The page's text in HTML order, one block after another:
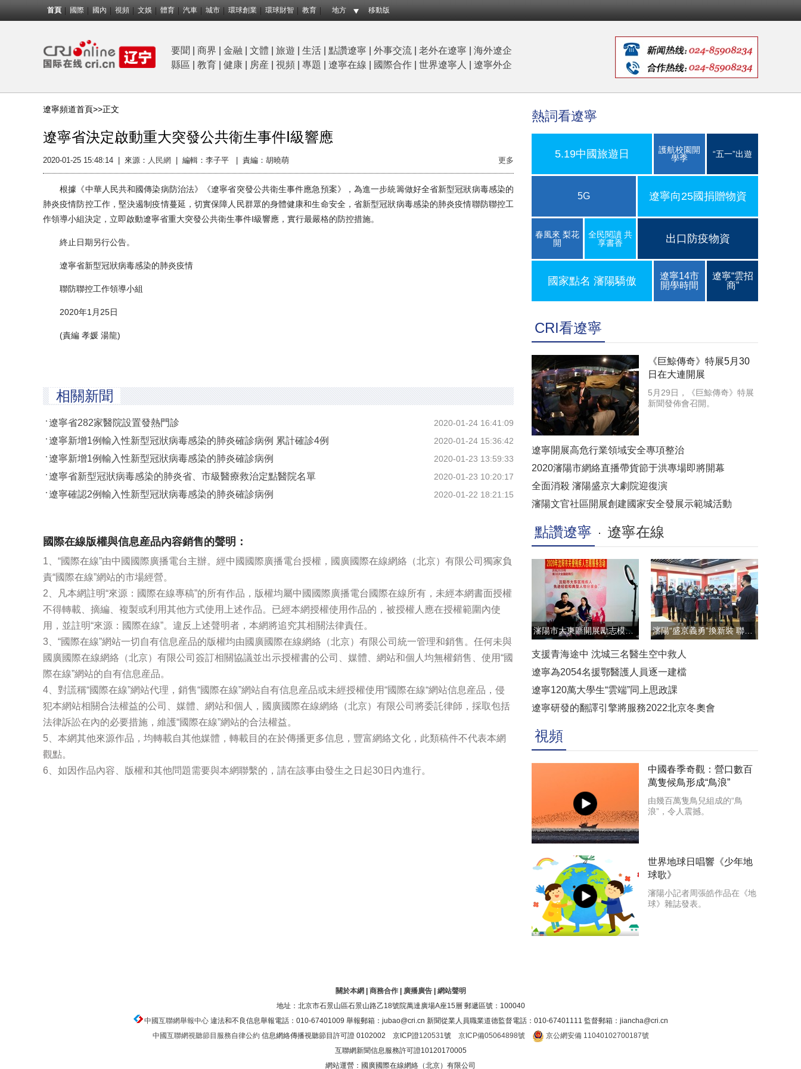
首頁 國際 國內 視頻 文娛 體育 汽車 城市 環球創業 環球財智 教育 地方 移動版
要聞 商界 金融 文體 旅遊 生活 點讚遼寧 外事交流 老外在遼寧
海外遼企
縣區
教育 健康 房産 視頻 專題 遼寧在線 國際合作 世界遼寧人 遼寧外企
遼寧頻道首頁>>正文
遼寧省決定啟動重大突發公共衛生事件Ⅰ級響應
2020-01-25 15:48:14 來源： 人民網 編輯：李子平 | 責編：胡曉萌 更多
根據《中華人民共和國傳染病防治法》《遼寧省突發公共衛生事件應急預案》，為進一步統籌做好全省新型冠狀病毒感染的
肺炎疫情防控工作，堅決遏制疫情蔓延，切實保障人民群眾的身體健康和生命安全，省新型冠狀病毒感染的肺炎疫情聯防聯控工
作領導小組決定，立即啟動遼寧省重大突發公共衛生事件Ⅰ級響應，實行最嚴格的防控措施。
終止日期另行公告。
遼寧省新型冠狀病毒感染的肺炎疫情
聯防聯控工作領導小組
2020年1月25日
(責編 孝媛 湯龍)
相關新聞
2020-01-24 16:41:09
遼寧省282家醫院設置發熱門診
2020-01-24 15:36:42
遼寧新增1例輸入性新型冠狀病毒感染的肺炎確診病例 累計確診4例
2020-01-23 13:59:33
遼寧新增1例輸入性新型冠狀病毒感染的肺炎確診病例
2020-01-23 10:20:17
遼寧省新型冠狀病毒感染的肺炎省、市級醫療救治定點醫院名單
2020-01-22 18:21:15
遼寧確認2例輸入性新型冠狀病毒感染的肺炎確診病例
國際在線版權與信息産品內容銷售的聲明：
1、“國際在線”由中國國際廣播電台主辦。經中國國際廣播電台授權，國廣國際在線網絡（北京）有限公司獨家負
責“國際在線”網站的市場經營。
2、凡本網註明“來源：國際在線專稿”的所有作品，版權均屬中國國際廣播電台國際在線所有，未經本網書面授權
不得轉載、摘編、複製或利用其他方式使用上述作品。已經本網授權使用作品的，被授權人應在授權範圍內使
用，並註明“來源：國際在線”。違反上述聲明者，本網將追究其相關法律責任。
3、“國際在線”網站一切自有信息産品的版權均由國廣國際在線網絡（北京）有限公司統一管理和銷售。任何未與
國廣國際在線網絡（北京）有限公司簽訂相關協議並出示授權書的公司、媒體、網站和個人均無權銷售、使用“國
際在線”網站的自有信息産品。
4、對謊稱“國際在線”網站代理，銷售“國際在線”網站自有信息産品或未經授權使用“國際在線“網站信息産品，侵
犯本網站相關合法權益的公司、媒體、網站和個人，國廣國際在線網絡（北京）有限公司將委託律師，採取包括
法律訴訟在內的必要措施，維護“國際在線”網站的合法權益。
5、本網其他來源作品，均轉載自其他媒體，轉載目的在於傳播更多信息，豐富網絡文化，此類稿件不代表本網
觀點。
6、如因作品內容、版權和其他問題需要與本網聯繫的，請在該事由發生之日起30日內進行。
熱詞看遼寧
5.19中國旅遊日
護航校園開
學季
“五一”出遊
5G 遼寧向25國捐贈物資
春風來 梨花
開
全民閱讀 共
享書香
出口防疫物資
國家點名 瀋陽驕傲
遼寧14市
開學時間
遼寧“雲招
商”
CRI看遼寧
《巨鯨傳奇》特展5月30
日在大連開展
5月29日，《巨鯨傳奇》特展
新聞發佈會召開。
遼寧開展高危行業領域安全專項整治
2020瀋陽市網絡直播帶貨節于洪專場即將開幕
全面消殺 瀋陽盛京大劇院迎復演
瀋陽文官社區開展創建國家安全發展示範城活動
點讚遼寧 遼寧在線
瀋陽市大東區開展勵志模範雲直播訪談活動
支援青海途中 沈城三名醫生空中救人
遼寧為2054名援鄂醫護人員逐一建檔
遼寧120萬大學生“雲端”同上思政課
遼寧研發的翻譯引擎將服務2022北京冬奧會
視頻
中國春季奇觀：營口數百
萬隻候鳥形成“鳥浪”
由幾百萬隻鳥兒組成的“鳥
浪”，令人震撼。
世界地球日唱響《少年地
球歌》
瀋陽小記者周張皓作品在《地
球》雜誌發表。
關於本網 商務合作| 廣播廣告| 網站聲明
地址：北京市石景山區石景山路乙18號院萬達廣場A座15層 郵遞區號：100040
中國互聯網舉報中心違法和不良信息舉報電話：010-67401009 舉報郵箱：jubao@cri.cn 新聞從業人員職業道德監督電話：010-67401111 監督郵箱：jiancha@cri.cn
中國互聯網視聽節目服務自律公約信息網絡傳播視聽節目許可證 0102002 京ICP證120531號 京ICP備05064898號
京公網安備 11040102700187號
互聯網新聞信息服務許可證10120170005
網站運營：國廣國際在線網絡（北京）有限公司